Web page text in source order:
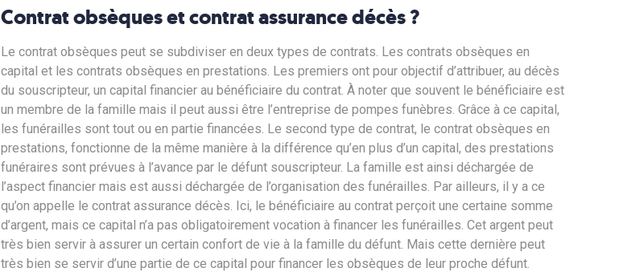
Contrat obsèques et contrat assurance décès ?
Le contrat obsèques peut se subdiviser en deux types de contrats. Les contrats obsèques en
capital et les contrats obsèques en prestations. Les premiers ont pour objectif d’attribuer, au décès
du souscripteur, un capital financier au bénéficiaire du contrat. À noter que souvent le bénéficiaire est
un membre de la famille mais il peut aussi être l’entreprise de pompes funèbres. Grâce à ce capital,
les funérailles sont tout ou en partie financées. Le second type de contrat, le contrat obsèques en
prestations, fonctionne de la même manière à la différence qu’en plus d’un capital, des prestations
funéraires sont prévues à l’avance par le défunt souscripteur. La famille est ainsi déchargée de
l’aspect financier mais est aussi déchargée de l’organisation des funérailles. Par ailleurs, il y a ce
qu’on appelle le contrat assurance décès. Ici, le bénéficiaire au contrat perçoit une certaine somme
d’argent, mais ce capital n’a pas obligatoirement vocation à financer les funérailles. Cet argent peut
très bien servir à assurer un certain confort de vie à la famille du défunt. Mais cette dernière peut
très bien se servir d’une partie de ce capital pour financer les obsèques de leur proche défunt.